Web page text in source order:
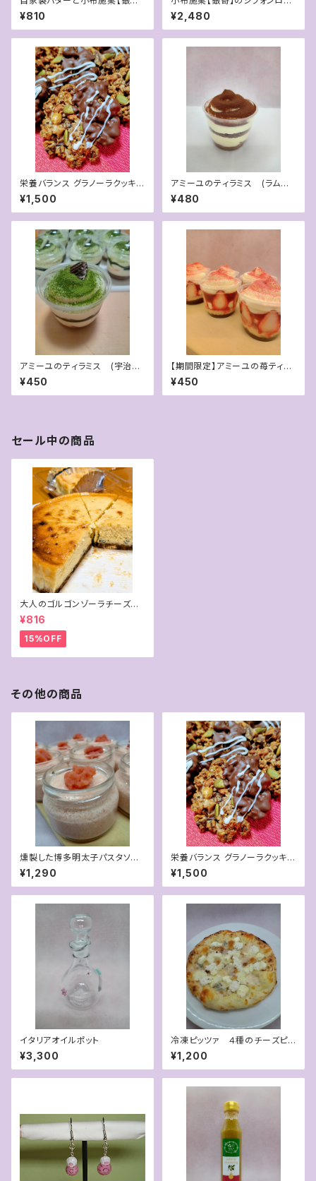
のマロンバター
¥810
ルケーキ
¥2,480
栄養バランス グラノーラクッキー
【ナッツ＆チョコ】 (６枚入
り) バレンタインバージョン
¥1,500
アミーユのティラミス (ラム酒
とエスプレッソ)
¥480
アミーユのティラミス (宇治抹
茶とほうじ茶)
¥450
【期間限定】アミーユの苺ティラ
ミス
¥450
セール中の商品
大人のゴルゴンゾーラチーズケ
ーキ （２カット）
¥816
15%OFF
その他の商品
燻製した博多明太子パスタソー
ス
¥1,290
栄養バランス グラノーラクッキー
【ナッツ＆チョコ】 (６枚入
り) バレンタインバージョン
¥1,500
イタリアオイルポット
¥3,300
冷凍ピッツァ ４種のチーズピッ
ツァ (ハチミツ付)
¥1,200